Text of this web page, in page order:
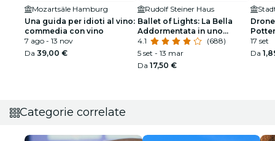
Mozartsäle Hamburg
Una guida per idioti al vino:
commedia con vino
7 ago - 13 nov
Da 39,00 €
Rudolf Steiner Haus
Ballet of Lights: La Bella
Addormentata in uno
spettacolo scintillante
4.1
(688)
5 set - 13 mar
Da 17,50 €
17 set
Da
Categorie correlate